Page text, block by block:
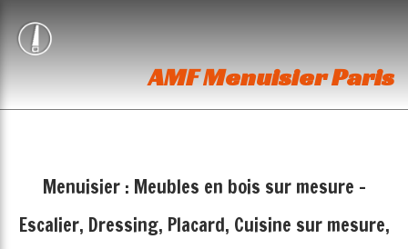
AMF Menuisier Paris
Menuisier : Meubles en bois sur mesure -
Escalier, Dressing, Placard, Cuisine sur mesure,